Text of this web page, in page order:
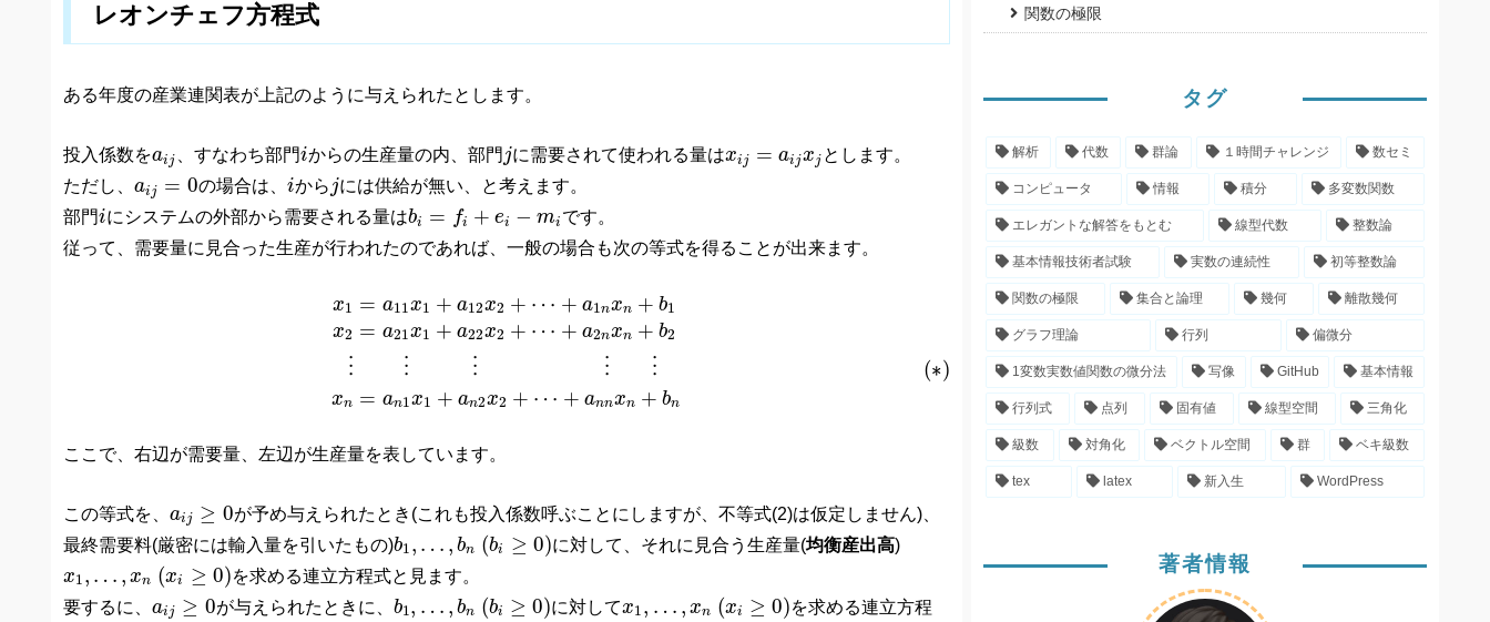
レオンチェフ方程式
ある年度の産業連関表が上記のように与えられたとします。
投入係数をaij
ai 、すなわち部門i
iからの生産量の内、部門 j
j に需要されて使われる量はxij = aijxj
xij = ai xj
とします。
ただし、 aij = 0
a の場合は、 i
i から j
j には供給が無い、と考えます。
部門i
i にシステムの外部から需要される量はbi = fi + ei − mi
b e −
です。
従って、需要量に見合った生産が行われたのであれば、一般の場合も次の等式を得ることが出来ます。
x1 = a11x1 + a12x2 + ⋯ + a1nxn + b1
x2 = a21x1 + a22x2 + ⋯ + a2nxn + b2
⋮ ⋮ ⋮ ⋮ ⋮
xn = an1x1 + an2x2 + ⋯ + annxn + bn
(∗)
x x ⋯ + b +⋯+annx n
ここで、右辺が需要量、左辺が生産量を表しています。
この等式を、 aij ≥ 0
a ≥0
が予め与えられたとき(これも投入係数呼ぶことにしますが、不等式(2)は仮定しません)、
最終需要料(厳密には輸入量を引いたもの)b1, … , bn (bi ≥ 0)
b b (b ≥0 に対して、それに見合う生産量(均衡産出高)
x1, … , xn (xi ≥ 0)
x 0)
を求める連立方程式と見ます。
要するに、 aij ≥ 0
a ≥0 が与えられたときに、 b1, … , bn (bi ≥ 0)
b bn (b ≥0 に対してx1, … , xn (xi ≥ 0)
x 0)
を求める連立方程
関数の極限
タグ
解析 代数 群論 １時間チャレンジ 数セミ
コンピュータ 情報 積分 多変数関数
エレガントな解答をもとむ 線型代数 整数論
基本情報技術者試験 実数の連続性 初等整数論
関数の極限 集合と論理 幾何 離散幾何
グラフ理論 行列 偏微分
1変数実数値関数の微分法 写像 GitHub 基本情報
行列式 点列 固有値 線型空間 三角化
級数 対角化 ベクトル空間 群 ベキ級数
tex latex 新入生 WordPress
著者情報